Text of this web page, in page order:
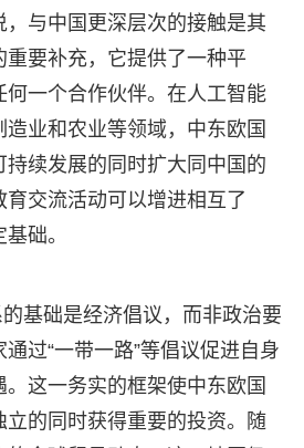
，与中国更深层次的接触是其
重要补充，它提供了一种平
一个合作伙伴。在人工智能
业和农业等领域，中东欧国
持续发展的同时扩大同中国的
育交流活动可以增进相互了
础。
基础是经济倡议，而非政治要
过“一带一路”等倡议促进自身
这一务实的框架使中东欧国
立的同时获得重要的投资。随